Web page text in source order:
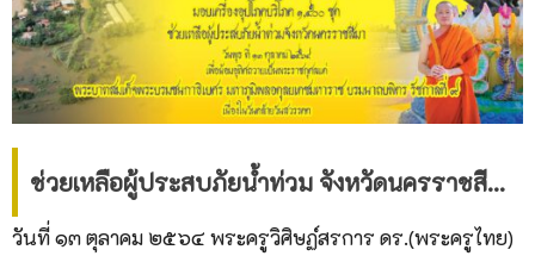
ช่วยเหลือผู้ประสบภัยน้ำท่วม จังหวัดนครราชสีมา อุทิศถวายเป็นพระราชกุศลแด่ ร.9
วันที่ ๑๓ ตุลาคม ๒๕๖๔ พระครูวิศิษฏ์สรการ ดร.(พระครูไทย)